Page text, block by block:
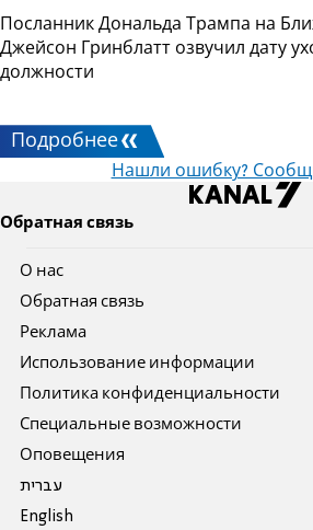
Посланник Дональда Трампа на
Джейсон Гринблатт озвучил дату
должности
Подробнее
Нашли ошибку?
Обратная связь
О нас
Обратная связь
Реклама
Использование информации
Политика конфиденциальности
Специальные возможности
Оповещения
עברית
English